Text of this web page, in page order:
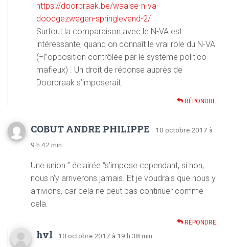
https://doorbraak.be/waalse-n-va-
doodgezwegen-springlevend-2/
Surtout la comparaison avec le N-VA est
intéressante, quand on connaît le vrai röle du N-VA
(=l”opposition contrôlée par le système politico
mafieux) . Un droit de réponse auprès de
Doorbraak s’imposerait.
RÉPONDRE
COBUT ANDRE PHILIPPE · 10 octobre 2017 à
9 h 42 min
Une union ” éclairée “s’impose cependant, si non,
nous n’y arriverons jamais. Et je voudrais que nous y
arrivions, car cela ne peut pas continuer comme
cela.
RÉPONDRE
hvl · 10 octobre 2017 à 19 h 38 min